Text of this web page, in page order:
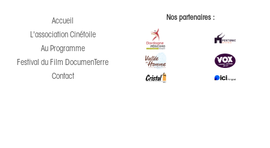
Accueil
L'association Cinétoile
Au Programme
Festival du Film DocumenTerre
Contact
Nos partenaires :